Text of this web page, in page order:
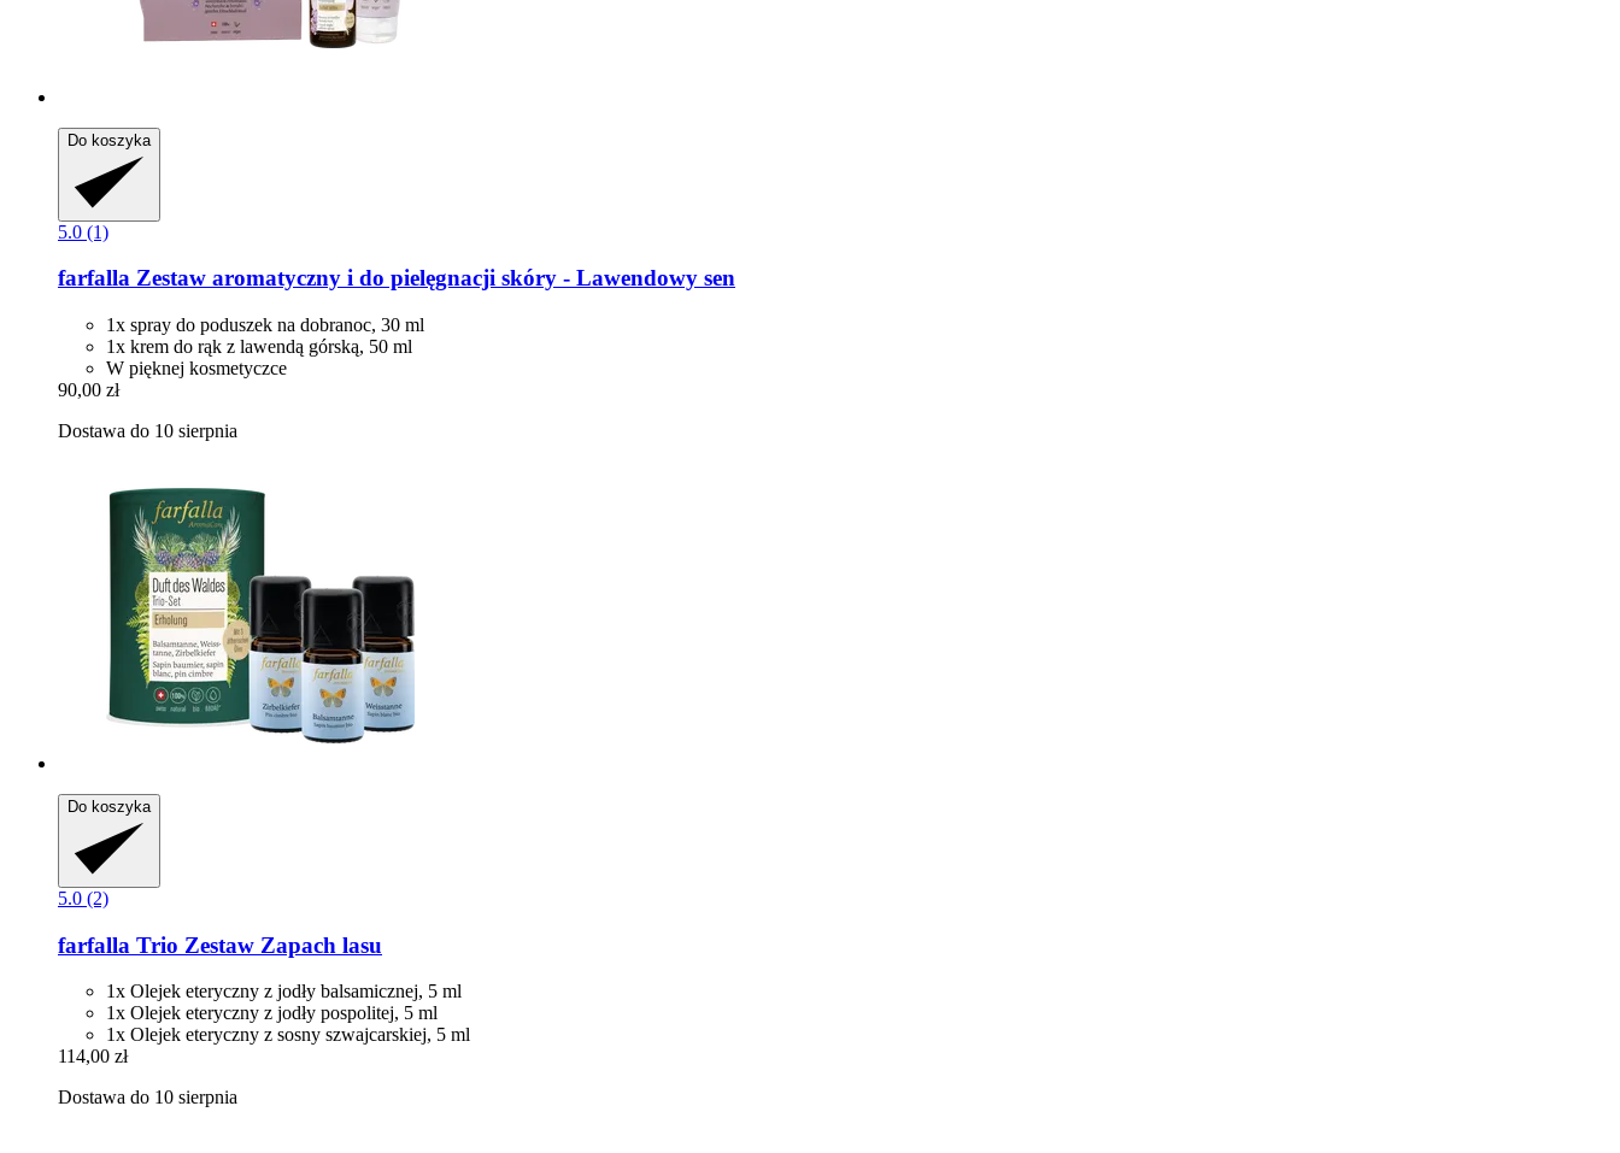
Do koszyka
5.0 (1)
farfalla Zestaw aromatyczny i do pielęgnacji skóry -​ Lawendowy sen
1x spray do poduszek na dobranoc, 30 ml
1x krem do rąk z lawendą górską, 50 ml
W pięknej kosmetyczce
90,00 zł
Dostawa do 10 sierpnia
Do koszyka
5.0 (2)
farfalla Trio Zestaw Zapach lasu
1x Olejek eteryczny z jodły balsamicznej, 5 ml
1x Olejek eteryczny z jodły pospolitej, 5 ml
1x Olejek eteryczny z sosny szwajcarskiej, 5 ml
114,00 zł
Dostawa do 10 sierpnia